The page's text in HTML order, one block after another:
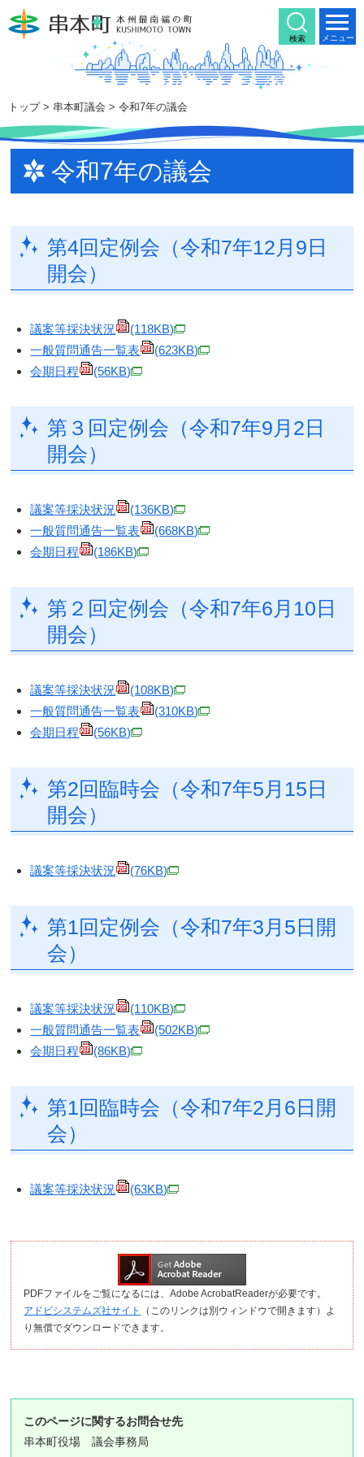
文
メニュー
トップ> 串本町議会 > 令和7年の議会
検索
令和7年の議会
第4回定例会（令和7年12月9日
開会）
議案等採決状況
(118KB)
一般質問通告一覧表
(623KB)
会期日程
(56KB)
第３回定例会（令和7年9月2日
開会）
議案等採決状況
(136KB)
一般質問通告一覧表
(668KB)
会期日程
(186KB)
第２回定例会（令和7年6月10日
開会）
議案等採決状況
(108KB)
一般質問通告一覧表
(310KB)
会期日程
(56KB)
第2回臨時会（令和7年5月15日
開会）
議案等採決状況 (76KB)
第1回定例会（令和7年3月5日開
会）
議案等採決状況
(110KB)
一般質問通告一覧表
(502KB)
会期日程
(86KB)
第1回臨時会（令和7年2月6日開
会）
議案等採決状況 (63KB)
PDFファイルをご覧になるには、Adobe AcrobatReaderが必要です。
アドビシステムズ社サイト
（このリンクは別ウィンドウで開きます）よ
り無償でダウンロードできます。
このページに関するお問合せ先
串本町役場議会事務局